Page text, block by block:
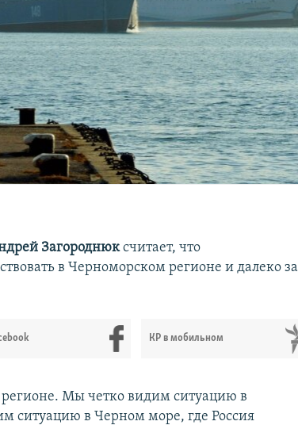
Загороднюксчитает, что
в Черноморском регионе и далеко за
КР в мобильном
регионе. Мы четко видим ситуацию в
ситуацию в Черном море, где Россия